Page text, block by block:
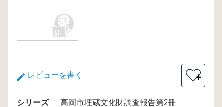
レビューを書く ＋
シリーズ
高岡市埋蔵文化財調査報告第2冊